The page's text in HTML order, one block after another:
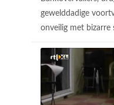
gewelddadige
onveilig met bizarre